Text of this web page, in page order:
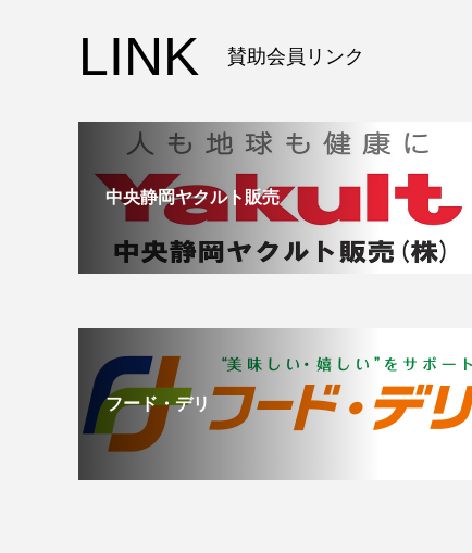
LINK 賛助会員リンク
中央静岡ヤクルト販売
フード・デリ